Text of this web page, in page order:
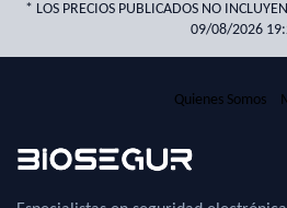
* LOS PRECIOS PUBLICADOS NO
09/08/2026
Quienes Somos